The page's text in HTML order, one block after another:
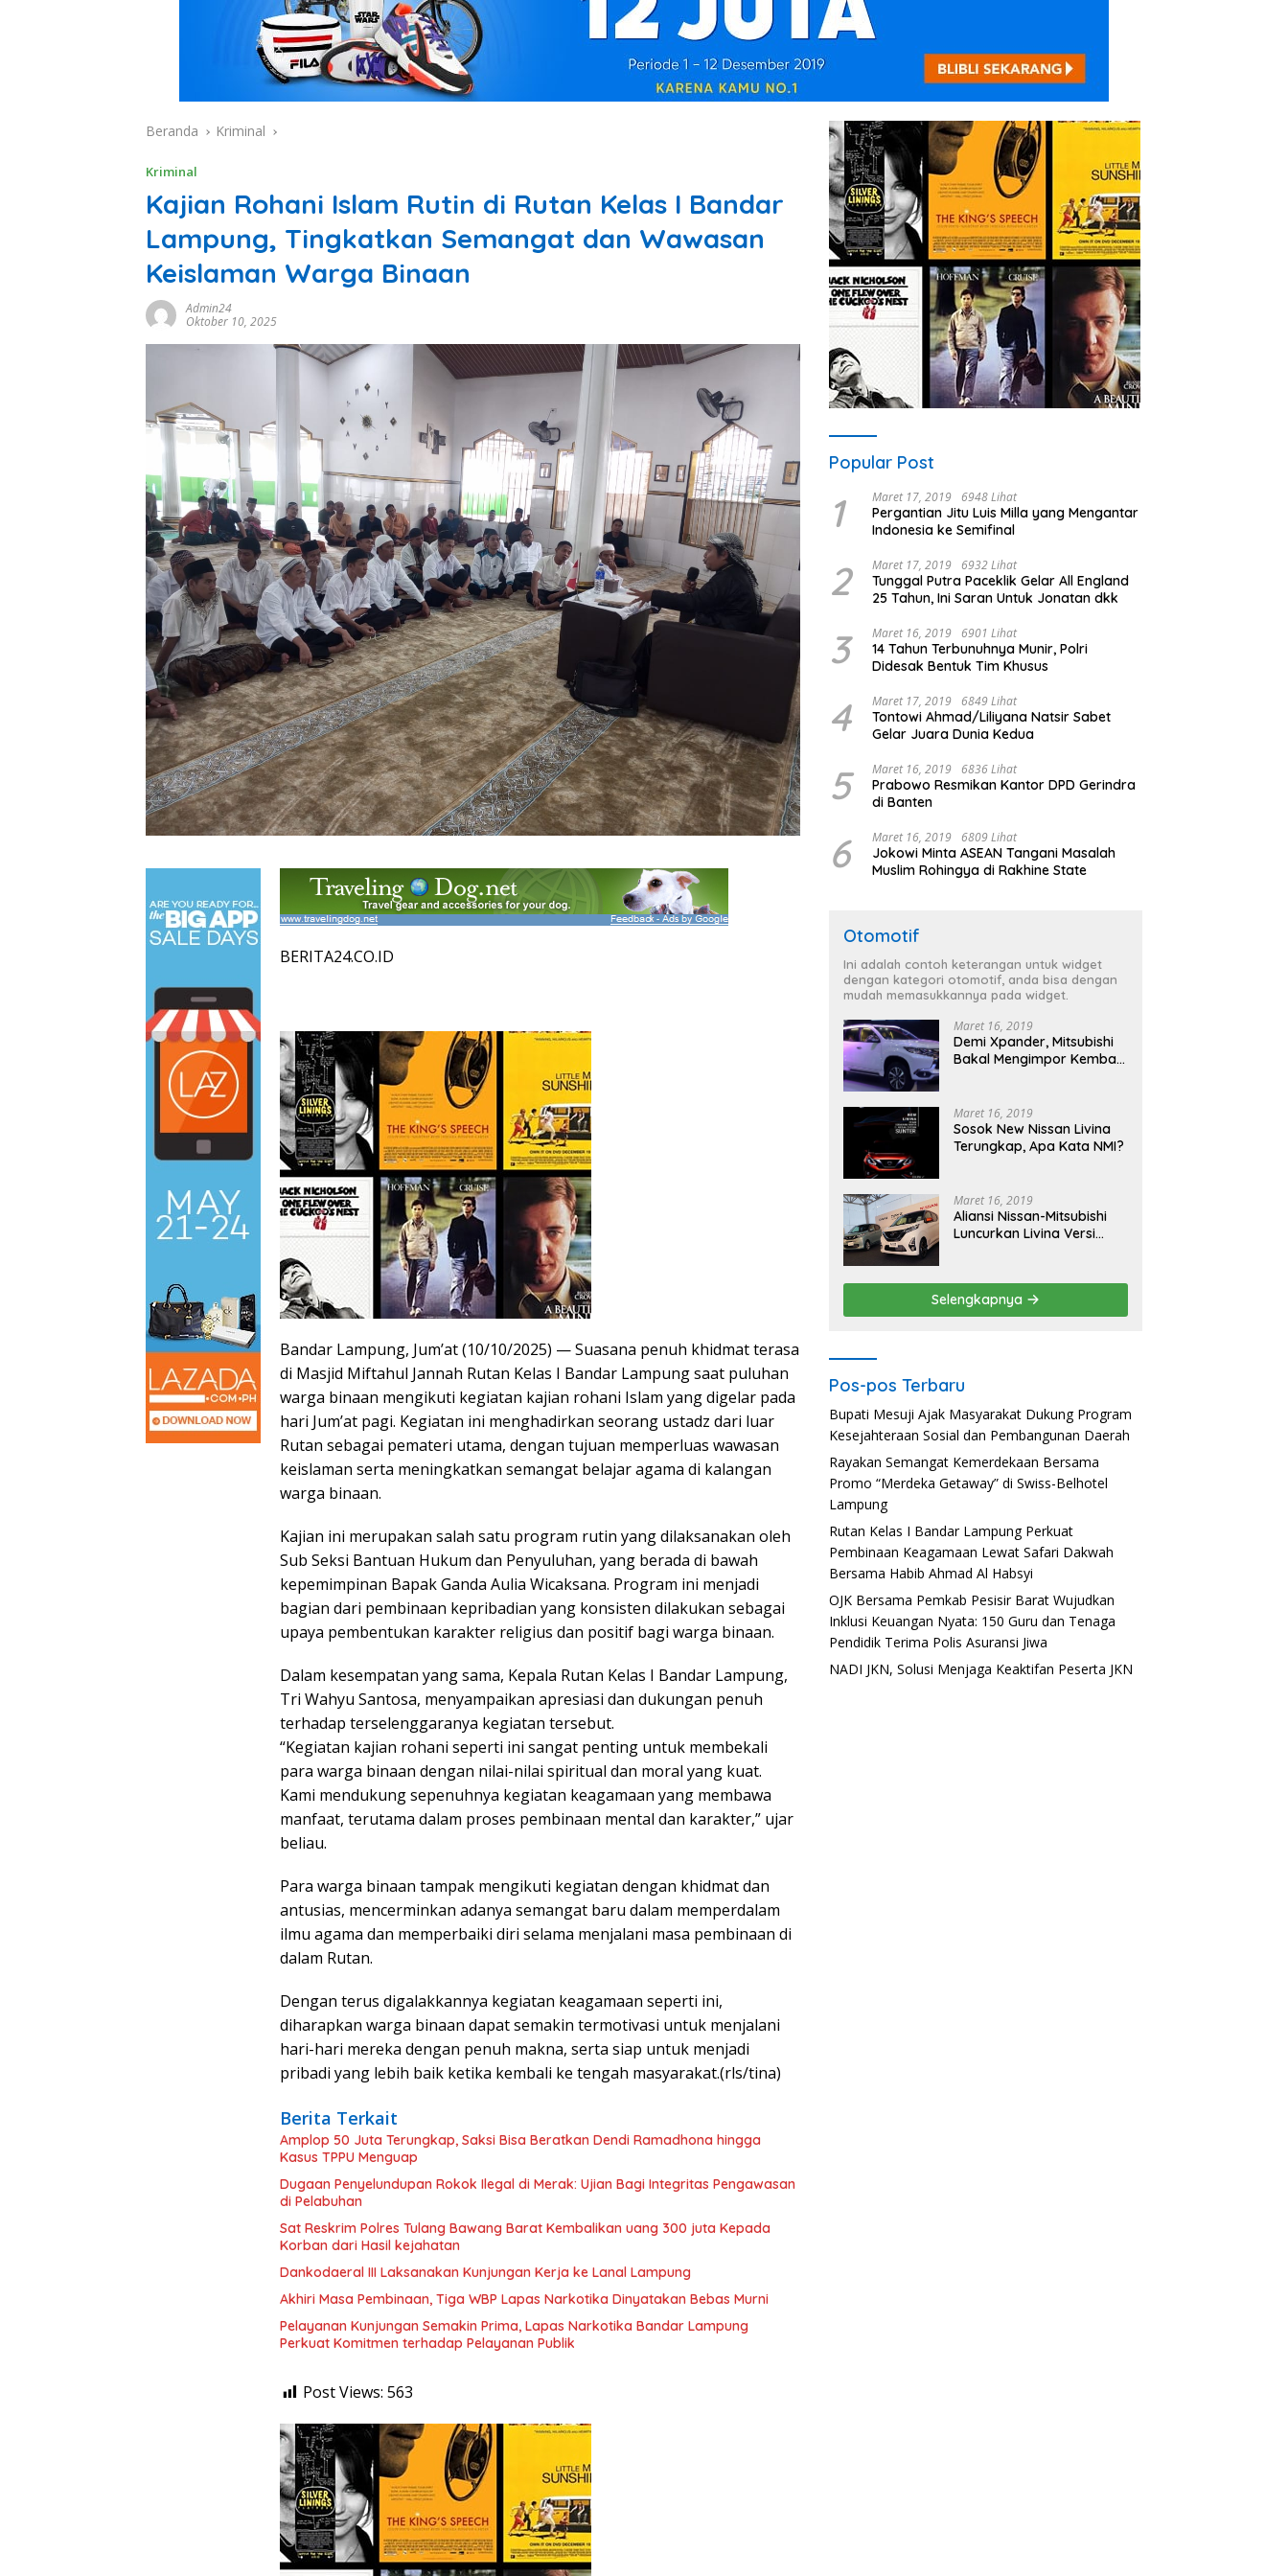
Beranda Kriminal
Kriminal
Kajian Rohani Islam Rutin di Rutan Kelas I Bandar
Lampung, Tingkatkan Semangat dan Wawasan
Keislaman Warga Binaan
Admin24
Oktober 10, 2025
BERITA24.CO.ID
Bandar Lampung, Jum’at (10/10/2025) — Suasana penuh khidmat terasa
di Masjid Miftahul Jannah Rutan Kelas I Bandar Lampung saat puluhan
warga binaan mengikuti kegiatan kajian rohani Islam yang digelar pada
hari Jum’at pagi. Kegiatan ini menghadirkan seorang ustadz dari luar
Rutan sebagai pemateri utama, dengan tujuan memperluas wawasan
keislaman serta meningkatkan semangat belajar agama di kalangan
warga binaan.
Kajian ini merupakan salah satu program rutin yang dilaksanakan oleh
Sub Seksi Bantuan Hukum dan Penyuluhan, yang berada di bawah
kepemimpinan Bapak Ganda Aulia Wicaksana. Program ini menjadi
bagian dari pembinaan kepribadian yang konsisten dilakukan sebagai
upaya pembentukan karakter religius dan positif bagi warga binaan.
Dalam kesempatan yang sama, Kepala Rutan Kelas I Bandar Lampung,
Tri Wahyu Santosa, menyampaikan apresiasi dan dukungan penuh
terhadap terselenggaranya kegiatan tersebut.
“Kegiatan kajian rohani seperti ini sangat penting untuk membekali
para warga binaan dengan nilai-nilai spiritual dan moral yang kuat.
Kami mendukung sepenuhnya kegiatan keagamaan yang membawa
manfaat, terutama dalam proses pembinaan mental dan karakter,” ujar
beliau.
Para warga binaan tampak mengikuti kegiatan dengan khidmat dan
antusias, mencerminkan adanya semangat baru dalam memperdalam
ilmu agama dan memperbaiki diri selama menjalani masa pembinaan di
dalam Rutan.
Dengan terus digalakkannya kegiatan keagamaan seperti ini,
diharapkan warga binaan dapat semakin termotivasi untuk menjalani
hari-hari mereka dengan penuh makna, serta siap untuk menjadi
pribadi yang lebih baik ketika kembali ke tengah masyarakat.(rls/tina)
Berita Terkait
Amplop 50 Juta Terungkap, Saksi Bisa Beratkan Dendi Ramadhona hingga
Kasus TPPU Menguap
Dugaan Penyelundupan Rokok Ilegal di Merak: Ujian Bagi Integritas Pengawasan
di Pelabuhan
Sat Reskrim Polres Tulang Bawang Barat Kembalikan uang 300 juta Kepada
Korban dari Hasil kejahatan
Dankodaeral III Laksanakan Kunjungan Kerja ke Lanal Lampung
Akhiri Masa Pembinaan, Tiga WBP Lapas Narkotika Dinyatakan Bebas Murni
Pelayanan Kunjungan Semakin Prima, Lapas Narkotika Bandar Lampung
Perkuat Komitmen terhadap Pelayanan Publik
Post Views: 563
Popular Post
1 Maret 17, 2019 6948 Lihat
Pergantian Jitu Luis Milla yang Mengantar
Indonesia ke Semifinal
2 Maret 17, 2019 6932 Lihat
Tunggal Putra Paceklik Gelar All England
25 Tahun, Ini Saran Untuk Jonatan dkk
3 Maret 16, 2019 6901 Lihat
14 Tahun Terbunuhnya Munir, Polri
Didesak Bentuk Tim Khusus
4 Maret 17, 2019 6849 Lihat
Tontowi Ahmad/Liliyana Natsir Sabet
Gelar Juara Dunia Kedua
5 Maret 16, 2019 6836 Lihat
Prabowo Resmikan Kantor DPD Gerindra
di Banten
6 Maret 16, 2019 6809 Lihat
Jokowi Minta ASEAN Tangani Masalah
Muslim Rohingya di Rakhine State
Otomotif
Ini adalah contoh keterangan untuk widget
dengan kategori otomotif, anda bisa dengan
mudah memasukkannya pada widget.
Maret 16, 2019
Demi Xpander, Mitsubishi
Bakal Mengimpor Kembali
Maret 16, 2019
Sosok New Nissan Livina
Terungkap, Apa Kata NMI?
Maret 16, 2019
Aliansi Nissan-Mitsubishi
Luncurkan Livina Versi
Selengkapnya
Pos-pos Terbaru
Bupati Mesuji Ajak Masyarakat Dukung Program
Kesejahteraan Sosial dan Pembangunan Daerah
Rayakan Semangat Kemerdekaan Bersama
Promo “Merdeka Getaway” di Swiss-Belhotel
Lampung
Rutan Kelas I Bandar Lampung Perkuat
Pembinaan Keagamaan Lewat Safari Dakwah
Bersama Habib Ahmad Al Habsyi
OJK Bersama Pemkab Pesisir Barat Wujudkan
Inklusi Keuangan Nyata: 150 Guru dan Tenaga
Pendidik Terima Polis Asuransi Jiwa
NADI JKN, Solusi Menjaga Keaktifan Peserta JKN